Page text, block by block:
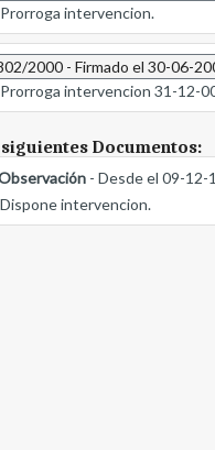
Prorroga intervencion.
2000 - Firmado el 30-06-
Prorroga intervencion 31-12-
Documentos:
- Desde el 09-12-
Dispone intervencion.